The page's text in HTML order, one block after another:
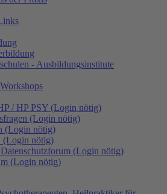
- Ausbildungsinstitute
/ HP PSY (Login nötig)
(Login nötig)
(Login nötig)
(Login nötig)
(Login nötig)
(Login nötig)